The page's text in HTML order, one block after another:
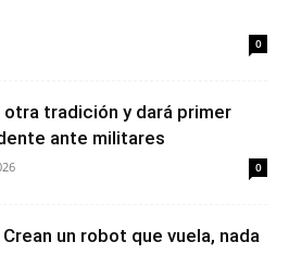
0
otra tradición y dará primer
ante militares
0
Crean un robot que vuela, nada